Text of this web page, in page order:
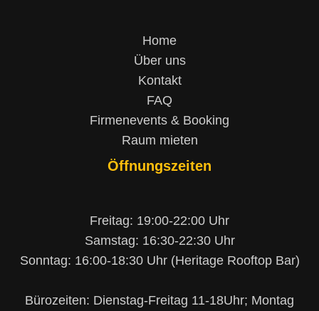
Home
Über uns
Kontakt
FAQ
Firmenevents & Booking
Raum mieten
Öffnungszeiten
Freitag: 19:00-22:00 Uhr
Samstag: 16:30-22:30 Uhr
Sonntag: 16:00-18:30 Uhr (Heritage Rooftop Bar)
Bürozeiten: Dienstag-Freitag 11-18Uhr; Montag